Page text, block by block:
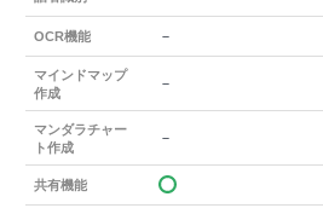
OCR機能 －
マインドマップ
作成
－
マンダラチャー
ト作成
－
共有機能